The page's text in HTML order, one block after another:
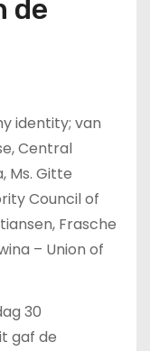
de
identity; van
Central
Ms. Gitte
Council of
Frasche
– Union of
30
gaf de